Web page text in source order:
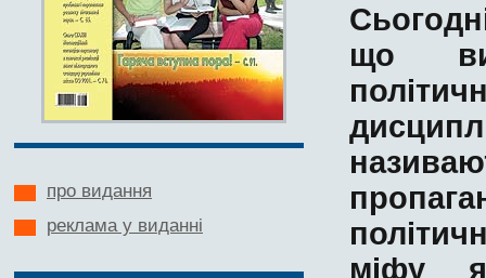
про видання
реклама у виданні
що
міфу